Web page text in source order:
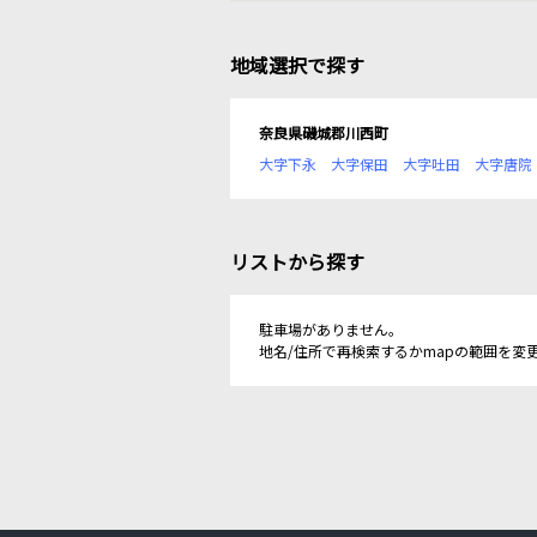
地域選択で探す
奈良県磯城郡川西町
大字下永
大字保田 大字吐田 大字唐院
リストから探す
駐車場がありません。
地名/住所で再検索するかmapの範囲を変